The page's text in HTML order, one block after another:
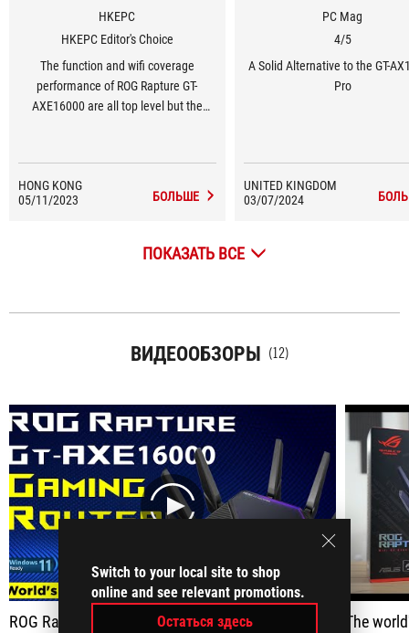
Switch to your local site to shop
online and see relevant promotions.
Остаться здесь
HKEPC
HKEPC Editor's Choice
The function and wifi coverage
performance of ROG Rapture GT-
AXE16000 are all top level but the
HONG KONG
05/11/2023
БОЛЬШЕ
PC Mag
4/5
A Solid Alternative to the GT-
Pro
UNITED KINGDOM
03/07/2024
ПОКАЗАТЬ ВСЕ
ВИДЕООБЗОРЫ (12)
play
ROG Rapture AXE16000 Gaming Router - Magnificient The